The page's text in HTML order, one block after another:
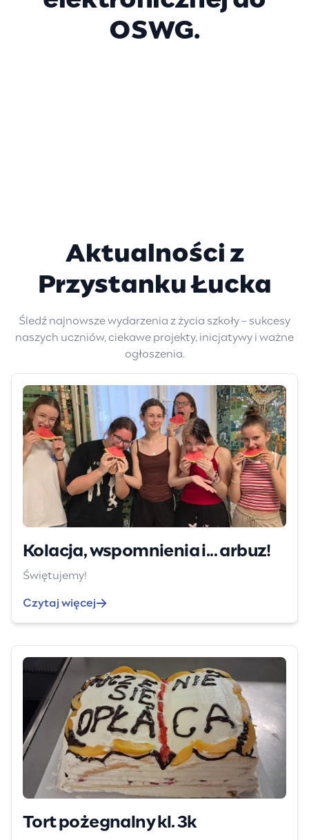
OSWG.
Aktualności z
Przystanku Łucka
Śledź najnowsze wydarzenia z życia szkoły – sukcesy
naszych uczniów, ciekawe projekty, inicjatywy i ważne
ogłoszenia.
Kolacja, wspomnienia i... arbuz!
Świętujemy!
Czytaj więcej
Tort pożegnalny kl. 3k